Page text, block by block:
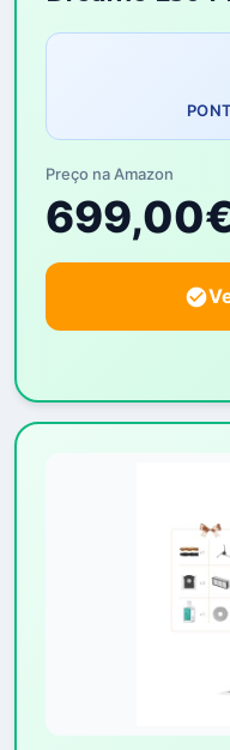
Preço na Amazon